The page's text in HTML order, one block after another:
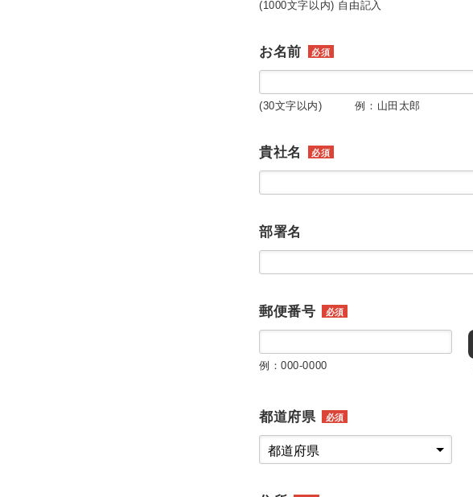
(1000文字以内) 自由記入
お名前 必須
(30文字以内) 例：山田太郎
貴社名 必須
部署名
郵便番号 必須
例：000-0000
都道府県 必須